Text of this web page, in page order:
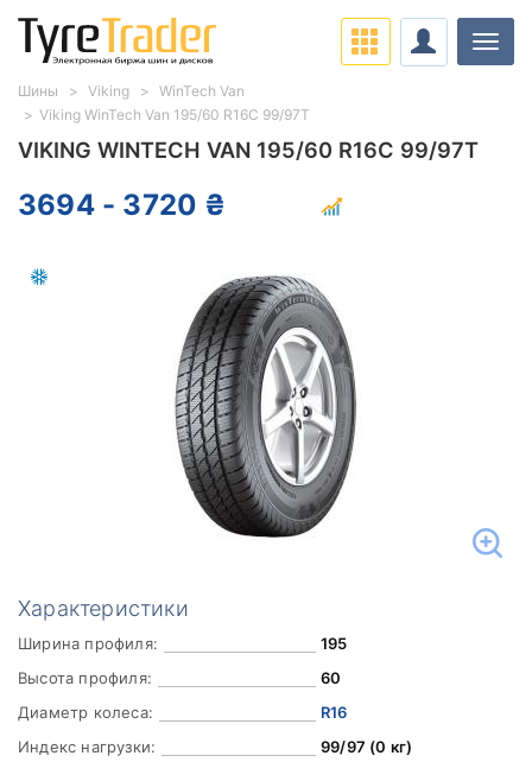
VIKING WINTECH VAN 195/60 R16C 99/97T
3694 - 3720 ₴
Характеристики
Ширина профиля:
195
Высота профиля:
60
Диаметр колеса:
R16
Индекс нагрузки:
99/97 (0 кг)
Шины Viking
WinTech Van
Viking WinTech Van 195/60 R16C 99/97T